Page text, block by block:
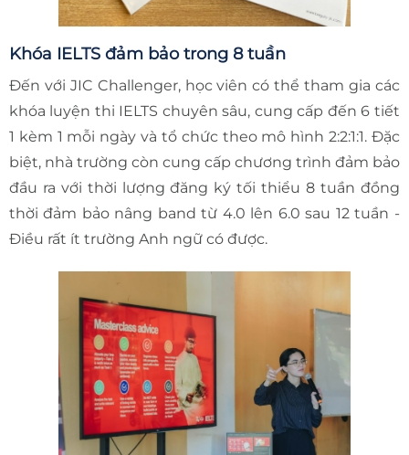
Khóa IELTS đảm bảo trong 8 tuần
Đến với JIC Challenger, học viên có thể tham gia các
khóa luyện thi IELTS chuyên sâu, cung cấp đến 6 tiết
1 kèm 1 mỗi ngày và tổ chức theo mô hình 2:2:1:1. Đặc
biệt, nhà trường còn cung cấp chương trình đảm bảo
đầu ra với thời lượng đăng ký tối thiểu 8 tuần đồng
thời đảm bảo nâng band từ 4.0 lên 6.0 sau 12 tuần -
Điều rất ít trường Anh ngữ có được.